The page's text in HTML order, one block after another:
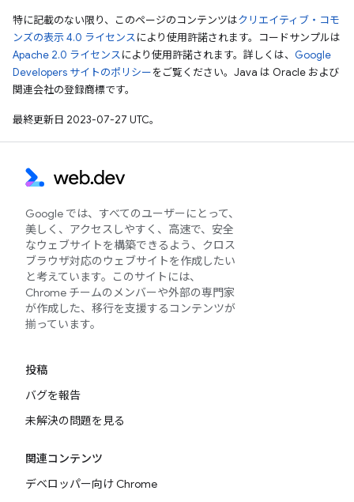
特に記載のない限り、このページのコンテンツはクリエイティブ・コモ
ンズの表示 4.0 ライセンスにより使用許諾されます。コードサンプルは
Apache 2.0 ライセンスにより使用許諾されます。詳しくは、 Google
Developers サイトのポリシーをご覧ください。Java は Oracle および
関連会社の登録商標です。
最終更新日 2023-07-27 UTC。
Google では、すべてのユーザーにとって、
美しく、アクセスしやすく、高速で、安全
なウェブサイトを構築できるよう、クロス
ブラウザ対応のウェブサイトを作成したい
と考えています。このサイトには、
Chrome チームのメンバーや外部の専門家
が作成した、移行を支援するコンテンツが
揃っています。
投稿
バグを報告
未解決の問題を見る
関連コンテンツ
デベロッパー向け Chrome